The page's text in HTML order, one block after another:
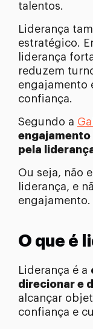
talentos.
Liderança
estratégico.
liderança
reduzem
engajamento
confiança.
Segundo a
engajamento
pela
Ou seja, não
liderança, e
engajamento.
O que é
Liderança é a
direcionar e
alcançar
confiança e